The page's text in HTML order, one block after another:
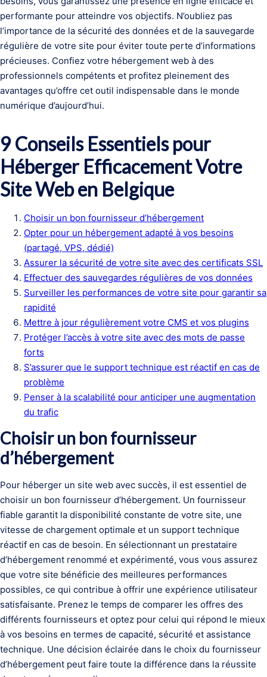
performante pour atteindre vos objectifs. N’oubliez pas
l’importance de la sécurité des données et de la sauvegarde
régulière de votre site pour éviter toute perte d’informations
précieuses. Confiez votre hébergement web à des
professionnels compétents et profitez pleinement des
avantages qu’offre cet outil indispensable dans le monde
numérique d’aujourd’hui.
9 Conseils Essentiels pour
Héberger Efficacement Votre
Site Web en Belgique
Choisir un bon fournisseur d’hébergement
Opter pour un hébergement adapté à vos besoins
(partagé, VPS, dédié)
Assurer la sécurité de votre site avec des certificats SSL
Effectuer des sauvegardes régulières de vos données
Surveiller les performances de votre site pour garantir sa
rapidité
Mettre à jour régulièrement votre CMS et vos plugins
Protéger l’accès à votre site avec des mots de passe
forts
S’assurer que le support technique est réactif en cas de
problème
Penser à la scalabilité pour anticiper une augmentation
du trafic
Choisir un bon fournisseur
d’hébergement
Pour héberger un site web avec succès, il est essentiel de
choisir un bon fournisseur d’hébergement. Un fournisseur
fiable garantit la disponibilité constante de votre site, une
vitesse de chargement optimale et un support technique
réactif en cas de besoin. En sélectionnant un prestataire
d’hébergement renommé et expérimenté, vous vous assurez
que votre site bénéficie des meilleures performances
possibles, ce qui contribue à offrir une expérience utilisateur
satisfaisante. Prenez le temps de comparer les offres des
différents fournisseurs et optez pour celui qui répond le mieux
à vos besoins en termes de capacité, sécurité et assistance
technique. Une décision éclairée dans le choix du fournisseur
d’hébergement peut faire toute la différence dans la réussite